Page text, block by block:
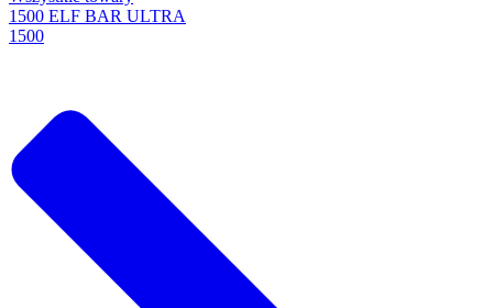
1500 ELF BAR ULTRA
1500